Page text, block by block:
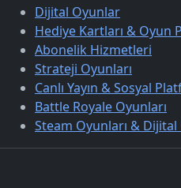
Dijital Oyunlar
Hediye Kartları & Oyun
Abonelik Hizmetleri
Strateji Oyunları
Canlı Yayın & Sosyal
Battle Royale Oyunları
Steam Oyunları &